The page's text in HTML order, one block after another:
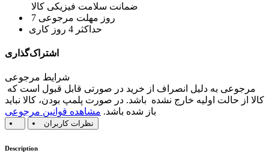
ضمانت سلامت فیزیکی کالا
7 روز مهلت مرجوعی
حداکثر 4 روز کاری
اشتراک‌گذاری
شرایط مرجوعی
کالا از حالت اولیه خارج نشده باشد. در صورت پلمپ بودن، کالا نباید
باز شده باشد. مشاهده قوانین مرجوعی
نظرات کاربران
Description